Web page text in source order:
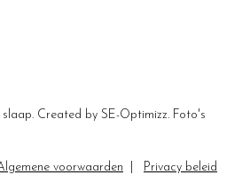
Created by SE-Optimizz. Foto's
voorwaarden Privacy beleid